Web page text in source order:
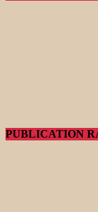
PUBLICATION